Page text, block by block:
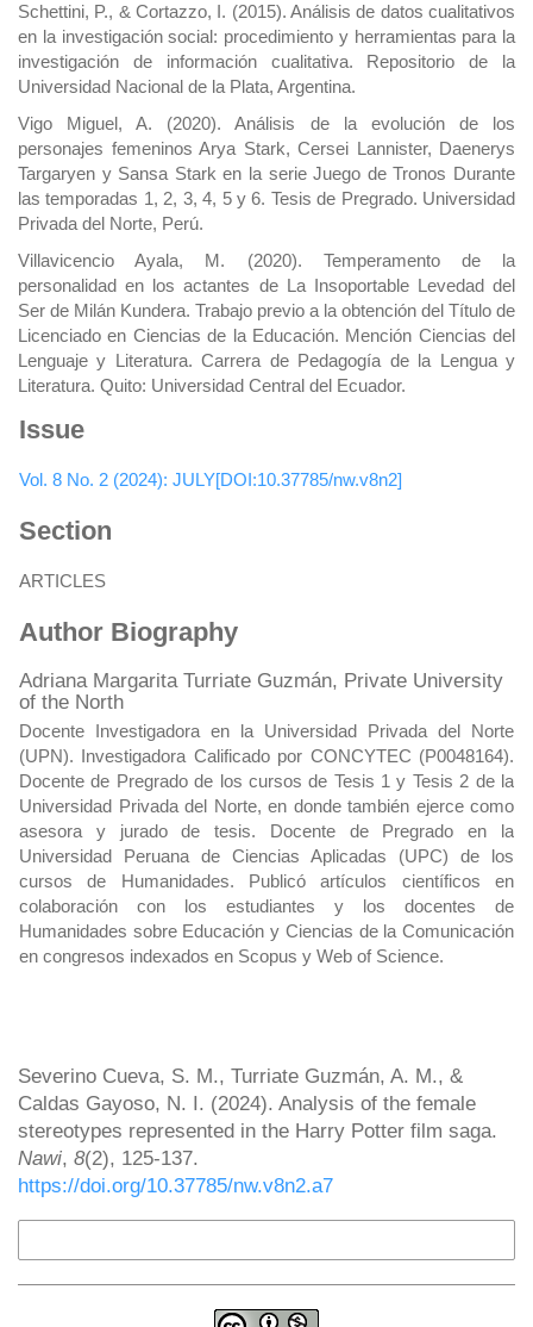
Schettini, P., & Cortazzo, I. (2015). Análisis de datos cualitativos
en la investigación social: procedimiento y herramientas para la
investigación de información cualitativa. Repositorio de la
Universidad Nacional de la Plata, Argentina.
Vigo Miguel, A. (2020). Análisis de la evolución de los
personajes femeninos Arya Stark, Cersei Lannister, Daenerys
Targaryen y Sansa Stark en la serie Juego de Tronos Durante
las temporadas 1, 2, 3, 4, 5 y 6. Tesis de Pregrado. Universidad
Privada del Norte, Perú.
Villavicencio Ayala, M. (2020). Temperamento de la
personalidad en los actantes de La Insoportable Levedad del
Ser de Milán Kundera. Trabajo previo a la obtención del Título de
Licenciado en Ciencias de la Educación. Mención Ciencias del
Lenguaje y Literatura. Carrera de Pedagogía de la Lengua y
Literatura. Quito: Universidad Central del Ecuador.
Issue
Vol. 8 No. 2 (2024): JULY[DOI:10.37785/nw.v8n2]
Section
ARTICLES
Author Biography
Adriana Margarita Turriate Guzmán, Private University
of the North
Docente Investigadora en la Universidad Privada del Norte
(UPN). Investigadora Calificado por CONCYTEC (P0048164).
Docente de Pregrado de los cursos de Tesis 1 y Tesis 2 de la
Universidad Privada del Norte, en donde también ejerce como
asesora y jurado de tesis. Docente de Pregrado en la
Universidad Peruana de Ciencias Aplicadas (UPC) de los
cursos de Humanidades. Publicó artículos científicos en
colaboración con los estudiantes y los docentes de
Humanidades sobre Educación y Ciencias de la Comunicación
en congresos indexados en Scopus y Web of Science.
Severino Cueva, S. M., Turriate Guzmán, A. M., &
Caldas Gayoso, N. I. (2024). Analysis of the female
stereotypes represented in the Harry Potter film saga.
Nawi, 8(2), 125-137.
https://doi.org/10.37785/nw.v8n2.a7